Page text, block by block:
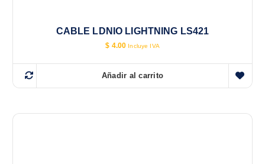
CABLE LDNIO LIGHTNING LS421
$ 4.00 Incluye IVA
Añadir al carrito